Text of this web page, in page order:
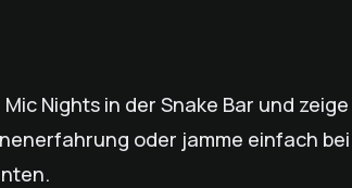
Nights in der Snake Bar und
oder jamme einfach